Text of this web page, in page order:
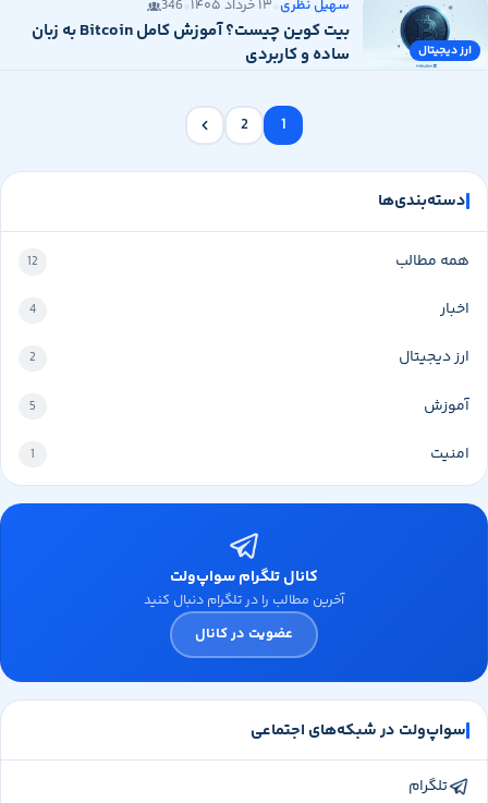
ارز دیجیتال
سهیل نظری ۱۳ خرداد ۱۴۰۵ 346
بیت کوین چیست؟ آموزش کامل Bitcoin به زبان
ساده و کاربردی
1
2
دسته‌بندی‌ها
همه مطالب 12
اخبار 4
ارز دیجیتال 2
آموزش 5
امنیت 1
کانال تلگرام سواپ‌ولت
آخرین مطالب را در تلگرام دنبال کنید
عضویت در کانال
سواپ‌ولت در شبکه‌های اجتماعی
تلگرام